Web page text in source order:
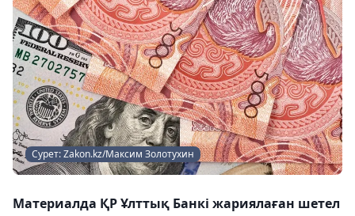
Сурет: Zakon.kz/Максим Золотухин
Материалда ҚР Ұлттық Банкі жариялаған шетел